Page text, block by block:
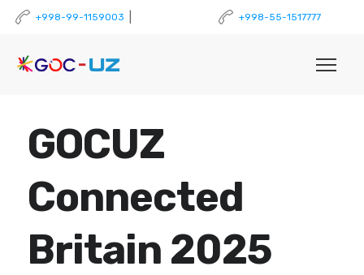
+998-99-1159003 +998-55-1517777
GOCUZ
Connected
Britain 2025